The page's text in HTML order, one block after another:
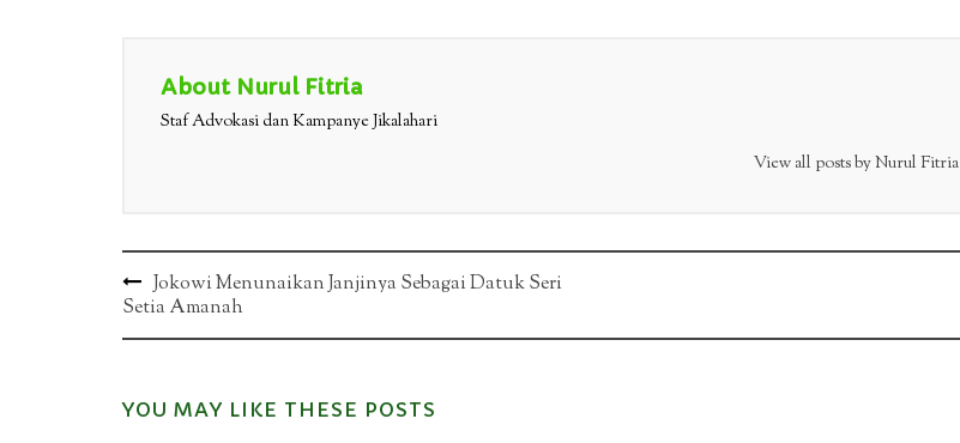
About Nurul Fitria
Staf Advokasi dan Kampanye Jikalahari
View all posts by Nurul Fitria
Post
navigation
Jokowi Menunaikan Janjinya Sebagai Datuk Seri
Setia Amanah
YOU MAY LIKE THESE POSTS